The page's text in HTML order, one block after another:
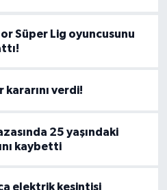
Süper Lig oyuncusunu
kararını verdi!
25 yaşındaki
kaybetti
elektrik kesintisi